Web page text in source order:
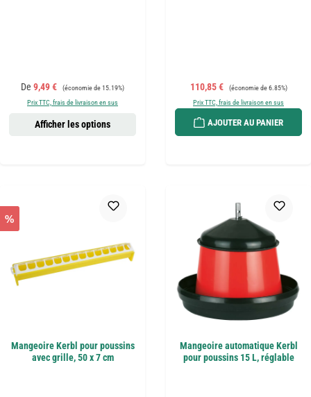
Prix de vente :
De 9,49 € Prix régulier :
(économie de 15.19%)
Prix TTC, frais de livraison en sus
Afficher les options
Prix de vente :
110,85 € Prix régulier :
(économie de 6.85%)
Prix TTC, frais de livraison en sus
AJOUTER AU PANIER
%
Mangeoire Kerbl pour poussins
avec grille, 50 x 7 cm
Mangeoire automatique Kerbl
pour poussins 15 L, réglable